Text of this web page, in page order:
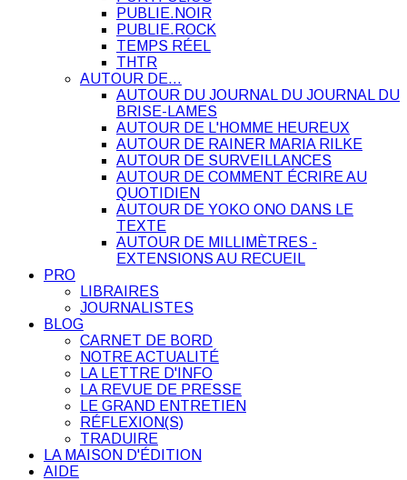
PUBLIE.NOIR
PUBLIE.ROCK
TEMPS RÉEL
THTR
AUTOUR DE…
AUTOUR DU JOURNAL DU JOURNAL DU
BRISE-LAMES
AUTOUR DE L'HOMME HEUREUX
AUTOUR DE RAINER MARIA RILKE
AUTOUR DE SURVEILLANCES
AUTOUR DE COMMENT ÉCRIRE AU
QUOTIDIEN
AUTOUR DE YOKO ONO DANS LE
TEXTE
AUTOUR DE MILLIMÈTRES -
EXTENSIONS AU RECUEIL
PRO
LIBRAIRES
JOURNALISTES
BLOG
CARNET DE BORD
NOTRE ACTUALITÉ
LA LETTRE D'INFO
LA REVUE DE PRESSE
LE GRAND ENTRETIEN
RÉFLEXION(S)
TRADUIRE
LA MAISON D'ÉDITION
AIDE